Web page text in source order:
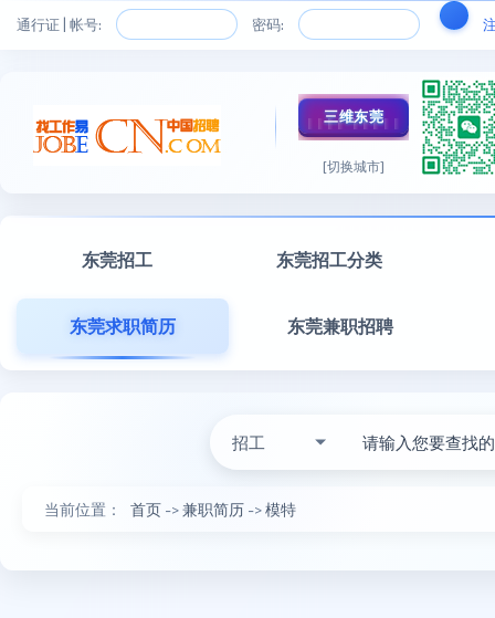
通行证 | 帐号: 密码:
三维东莞
[切换城市]
东莞招工 东莞招工分类
东莞求职简历 东莞兼职招聘
招工
当前位置： 首页 ->兼职简历 ->模特